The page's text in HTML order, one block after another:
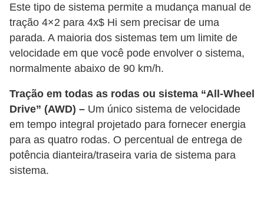
Este tipo de sistema permite a mudança manual de
tração 4×2 para 4x$ Hi sem precisar de uma
parada. A maioria dos sistemas tem um limite de
velocidade em que você pode envolver o sistema,
normalmente abaixo de 90 km/h.
Tração em todas as rodas ou sistema “All-Wheel
Drive” (AWD) – Um único sistema de velocidade
em tempo integral projetado para fornecer energia
para as quatro rodas. O percentual de entrega de
potência dianteira/traseira varia de sistema para
sistema.
i
s
e
t
â
n
s
i
t